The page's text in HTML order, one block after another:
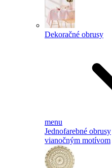
Dekoračné obrusy
menu
Jednofarebné obrusy
vianočným motívom